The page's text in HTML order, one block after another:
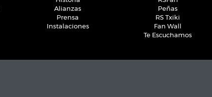
Alianzas
Prensa
Instalaciones
Peñas
RS Txiki
Fan Wall
Te Escuchamos